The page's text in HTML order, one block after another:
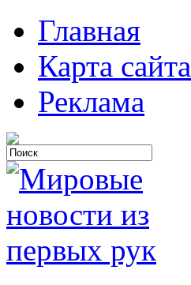
Главная
Карта сайта
Реклама